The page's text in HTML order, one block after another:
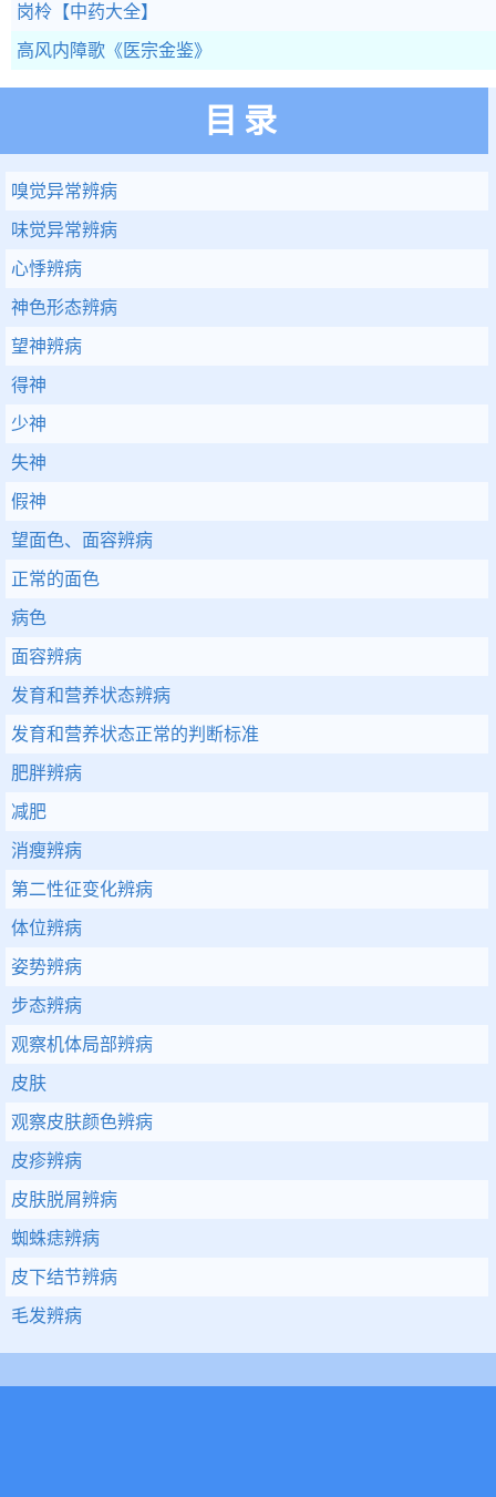
岗柃 【中药大全】
高风内障歌 《医宗金鉴》
目录
嗅觉异常辨病
味觉异常辨病
心悸辨病
神色形态辨病
望神辨病
得神
少神
失神
假神
望面色、面容辨病
正常的面色
病色
面容辨病
发育和营养状态辨病
发育和营养状态正常的判断标准
肥胖辨病
减肥
消瘦辨病
第二性征变化辨病
体位辨病
姿势辨病
步态辨病
观察机体局部辨病
皮肤
观察皮肤颜色辨病
皮疹辨病
皮肤脱屑辨病
蜘蛛痣辨病
皮下结节辨病
毛发辨病